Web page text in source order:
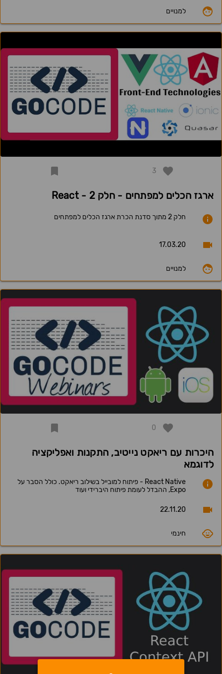
למנויים
3
ארגז הכלים למפתחים - חלק 2 - React
חלק 2 מתוך סדנת הכרת ארגז הכלים למפתחים
17.03.20
למנויים
0
היכרות עם ריאקט נייטיב, התקנות ואפליקציה
לדוגמא
React Native - פיתוח למובייל בשילוב ריאקט. כולל הסבר על
Expo, ההבדל לעומת פיתוח היברידי ועוד
22.11.20
חינמי